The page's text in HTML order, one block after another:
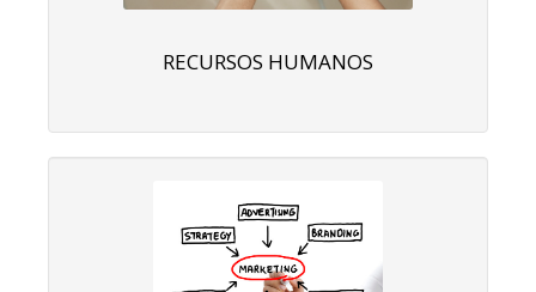
RECURSOS HUMANOS